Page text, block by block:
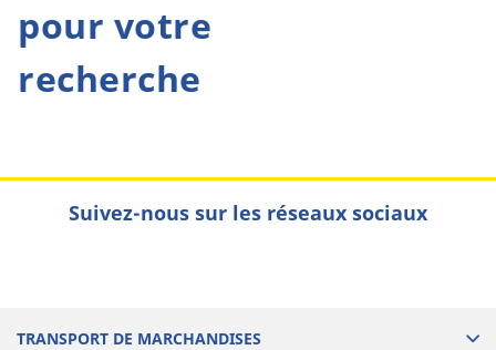
pour votre
recherche
Suivez-nous sur les réseaux sociaux
TRANSPORT DE MARCHANDISES